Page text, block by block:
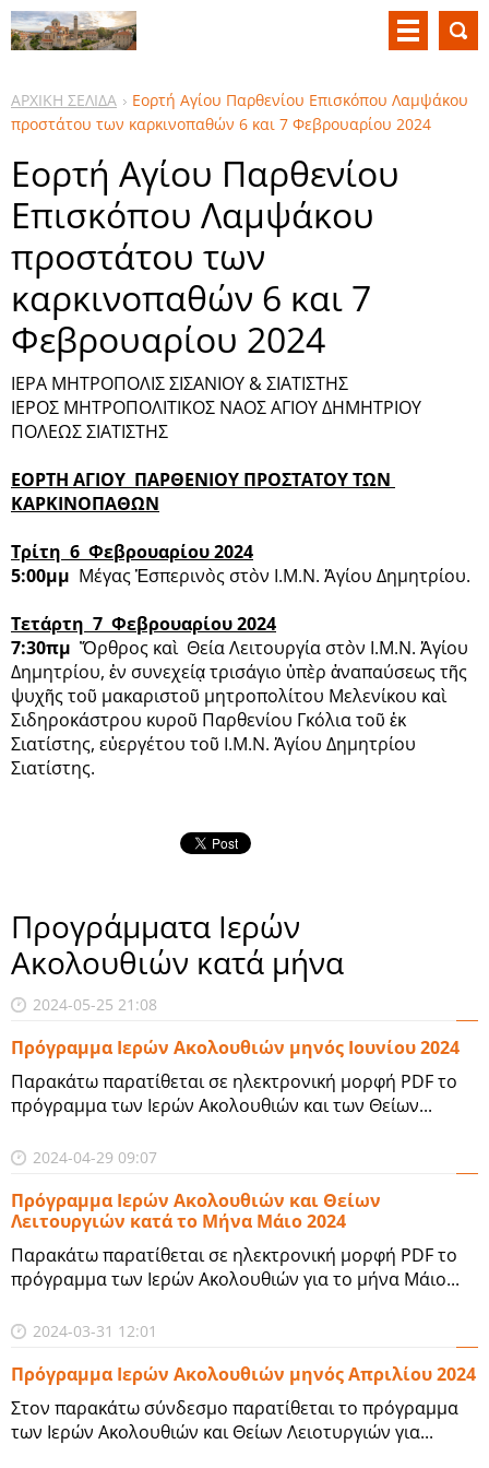
ΑΡΧΙΚΗ ΣΕΛΙΔΑ
Εορτή Αγίου Παρθενίου Επισκόπου Λαμψάκου
προστάτου των καρκινοπαθών 6 και 7 Φεβρουαρίου 2024
Εορτή Αγίου Παρθενίου
Επισκόπου Λαμψάκου
προστάτου των
καρκινοπαθών 6 και 7
Φεβρουαρίου 2024
ΙΕΡΑ ΜΗΤΡΟΠΟΛΙΣ ΣΙΣΑΝΙΟΥ & ΣΙΑΤΙΣΤΗΣ
ΙΕΡΟΣ ΜΗΤΡΟΠΟΛΙΤΙΚΟΣ ΝΑΟΣ ΑΓΙΟΥ ΔΗΜΗΤΡΙΟΥ
ΠΟΛΕΩΣ ΣΙΑΤΙΣΤΗΣ
ΕΟΡΤΗ ΑΓΙΟΥ ΠΑΡΘΕΝΙΟΥ ΠΡΟΣΤΑΤΟΥ ΤΩΝ
ΚΑΡΚΙΝΟΠΑΘΩΝ
Τρίτη 6 Φεβρουαρίου 2024
5:00μμ Μέγας Ἑσπερινὸς στὸν Ι.Μ.Ν. Ἁγίου Δημητρίου.
Τετάρτη 7 Φεβρουαρίου 2024
7:30πμ Ὄρθρος καὶ Θεία Λειτουργία στὸν Ι.Μ.Ν. Ἁγίου
Δημητρίου, ἐν συνεχείᾳ τρισάγιο ὑπὲρ ἀναπαύσεως τῆς
ψυχῆς τοῦ μακαριστοῦ μητροπολίτου Μελενίκου καὶ
Σιδηροκάστρου κυροῦ Παρθενίου Γκόλια τοῦ ἐκ
Σιατίστης, εὐεργέτου τοῦ Ι.Μ.Ν. Ἁγίου Δημητρίου
Σιατίστης.
Προγράμματα Ιερών
Ακολουθιών κατά μήνα
2024-05-25 21:08
Πρόγραμμα Ιερών Ακολουθιών μηνός Ιουνίου 2024
Παρακάτω παρατίθεται σε ηλεκτρονική μορφή PDF το
πρόγραμμα των Ιερών Ακολουθιών και των Θείων...
2024-04-29 09:07
Πρόγραμμα Ιερών Ακολουθιών και Θείων
Λειτουργιών κατά το Μήνα Μάιο 2024
Παρακάτω παρατίθεται σε ηλεκτρονική μορφή PDF το
πρόγραμμα των Ιερών Ακολουθιών για το μήνα Μάιο...
2024-03-31 12:01
Πρόγραμμα Ιερών Ακολουθιών μηνός Απριλίου 2024
Στον παρακάτω σύνδεσμο παρατίθεται το πρόγραμμα
των Ιερών Ακολουθιών και Θείων Λειοτυργιών για...